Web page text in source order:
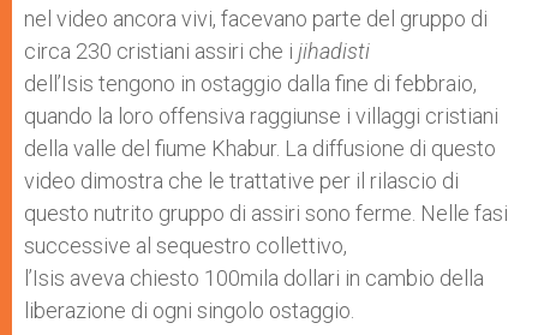
nel video ancora vivi, facevano parte del gruppo di
circa 230 cristiani assiri che i jihadisti
dell’Isis tengono in ostaggio dalla fine di febbraio,
quando la loro offensiva raggiunse i villaggi cristiani
della valle del fiume Khabur. La diffusione di questo
video dimostra che le trattative per il rilascio di
questo nutrito gruppo di assiri sono ferme. Nelle fasi
successive al sequestro collettivo,
l’Isis aveva chiesto 100mila dollari in cambio della
liberazione di ogni singolo ostaggio.